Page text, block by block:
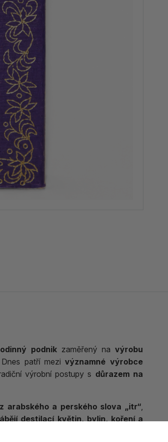
podnik zaměřený na výrobu
Dnes patří mezivýznamné výrobce
výrobní postupy s důrazem na
arabského a perského slova „itr“,
destilací květin, bylin, koření a
parfémů jsou